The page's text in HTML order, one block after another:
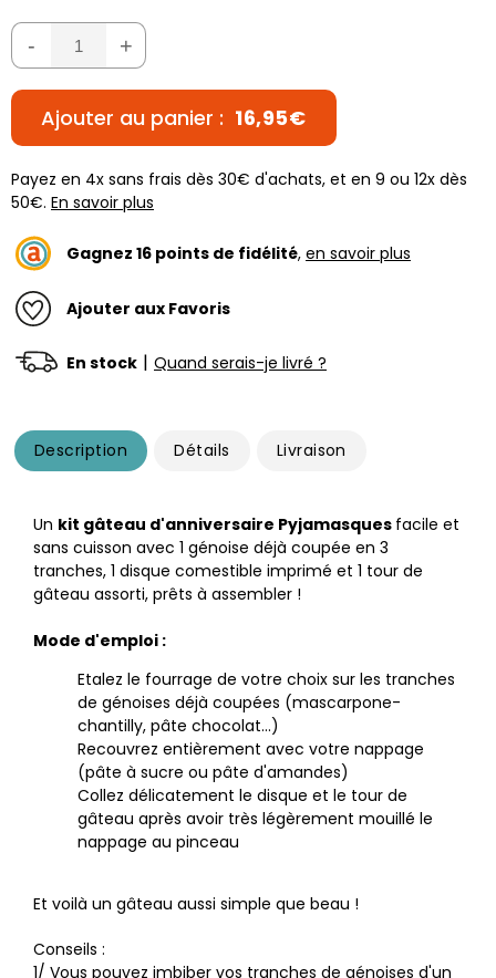
- +
Ajouter au panier : 16,95€
Payez en 4x sans frais dès 30€ d'achats, et en 9 ou 12x dès
50€. En savoir plus
Gagnez 16 points de fidélité, en savoir plus
Ajouter aux Favoris
En stock | Quand serais-je livré ?
Description Détails Livraison
Un kit gâteau d'anniversaire Pyjamasques facile et
sans cuisson avec 1 génoise déjà coupée en 3
tranches, 1 disque comestible imprimé et 1 tour de
gâteau assorti, prêts à assembler !
Mode d'emploi :
Etalez le fourrage de votre choix sur les tranches
de génoises déjà coupées (mascarpone-
chantilly, pâte chocolat...)
Recouvrez entièrement avec votre nappage
(pâte à sucre ou pâte d'amandes)
Collez délicatement le disque et le tour de
gâteau après avoir très légèrement mouillé le
nappage au pinceau
Et voilà un gâteau aussi simple que beau !
Conseils :
1/ Vous pouvez imbiber vos tranches de génoises d'un